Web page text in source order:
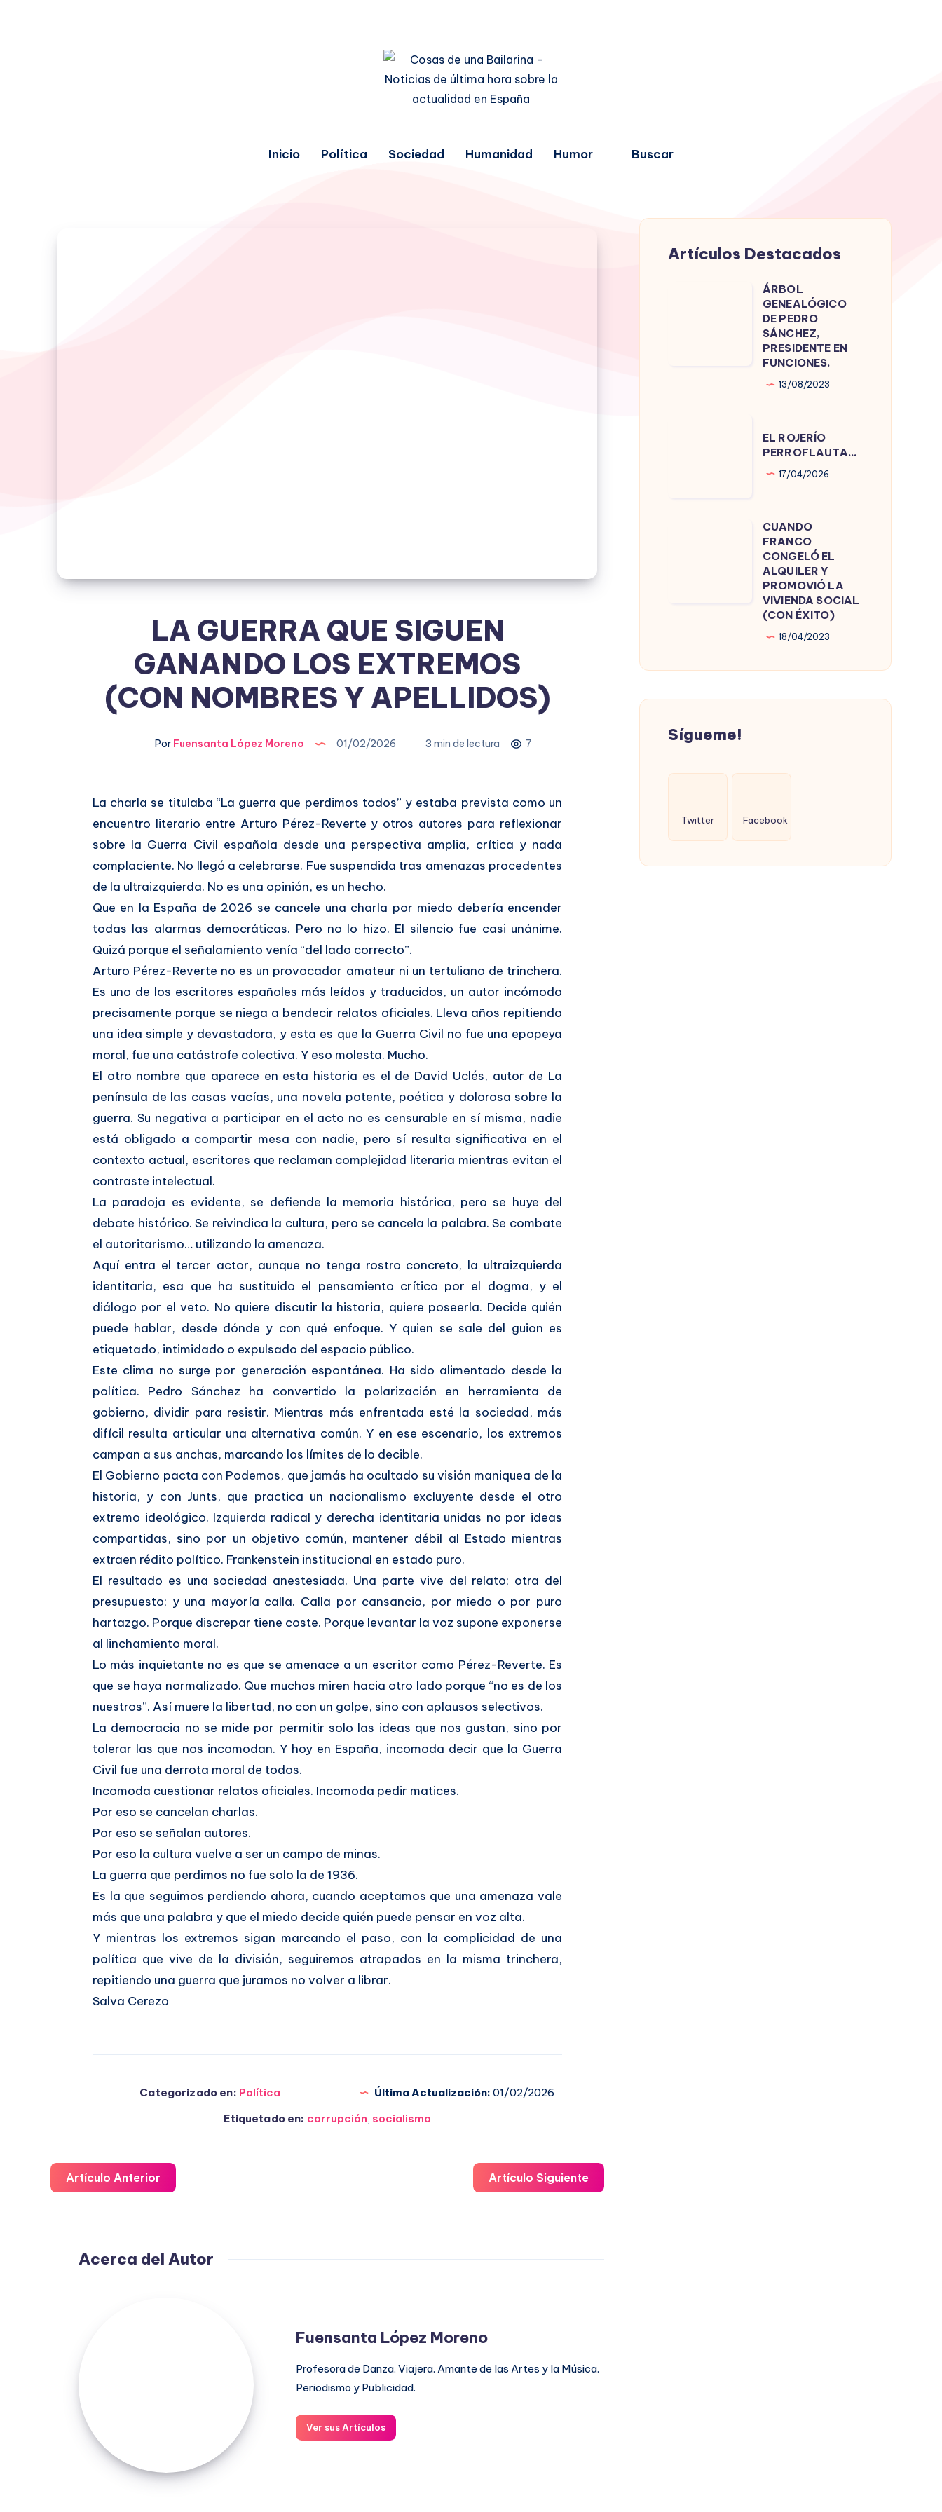
Inicio Política Sociedad Humanidad Humor Buscar
LA GUERRA QUE SIGUEN
GANANDO LOS EXTREMOS
(CON NOMBRES Y APELLIDOS)
PorFuensanta López Moreno 01/02/2026 3 min de lectura 7
Compartir
Facebook
Compartir
Twitter
La charla se titulaba “La guerra que perdimos todos” y estaba prevista como un
encuentro literario entre Arturo Pérez-Reverte y otros autores para reflexionar
sobre la Guerra Civil española desde una perspectiva amplia, crítica y nada
complaciente. No llegó a celebrarse. Fue suspendida tras amenazas procedentes
de la ultraizquierda. No es una opinión, es un hecho.
Que en la España de 2026 se cancele una charla por miedo debería encender
todas las alarmas democráticas. Pero no lo hizo. El silencio fue casi unánime.
Quizá porque el señalamiento venía “del lado correcto”.
Arturo Pérez-Reverte no es un provocador amateur ni un tertuliano de trinchera.
Es uno de los escritores españoles más leídos y traducidos, un autor incómodo
precisamente porque se niega a bendecir relatos oficiales. Lleva años repitiendo
una idea simple y devastadora, y esta es que la Guerra Civil no fue una epopeya
moral, fue una catástrofe colectiva. Y eso molesta. Mucho.
El otro nombre que aparece en esta historia es el de David Uclés, autor de La
península de las casas vacías, una novela potente, poética y dolorosa sobre la
guerra. Su negativa a participar en el acto no es censurable en sí misma, nadie
está obligado a compartir mesa con nadie, pero sí resulta significativa en el
contexto actual, escritores que reclaman complejidad literaria mientras evitan el
contraste intelectual.
La paradoja es evidente, se defiende la memoria histórica, pero se huye del
debate histórico. Se reivindica la cultura, pero se cancela la palabra. Se combate
el autoritarismo… utilizando la amenaza.
Aquí entra el tercer actor, aunque no tenga rostro concreto, la ultraizquierda
identitaria, esa que ha sustituido el pensamiento crítico por el dogma, y el
diálogo por el veto. No quiere discutir la historia, quiere poseerla. Decide quién
puede hablar, desde dónde y con qué enfoque. Y quien se sale del guion es
etiquetado, intimidado o expulsado del espacio público.
Este clima no surge por generación espontánea. Ha sido alimentado desde la
política. Pedro Sánchez ha convertido la polarización en herramienta de
gobierno, dividir para resistir. Mientras más enfrentada esté la sociedad, más
difícil resulta articular una alternativa común. Y en ese escenario, los extremos
campan a sus anchas, marcando los límites de lo decible.
El Gobierno pacta con Podemos, que jamás ha ocultado su visión maniquea de la
historia, y con Junts, que practica un nacionalismo excluyente desde el otro
extremo ideológico. Izquierda radical y derecha identitaria unidas no por ideas
compartidas, sino por un objetivo común, mantener débil al Estado mientras
extraen rédito político. Frankenstein institucional en estado puro.
El resultado es una sociedad anestesiada. Una parte vive del relato; otra del
presupuesto; y una mayoría calla. Calla por cansancio, por miedo o por puro
hartazgo. Porque discrepar tiene coste. Porque levantar la voz supone exponerse
al linchamiento moral.
Lo más inquietante no es que se amenace a un escritor como Pérez-Reverte. Es
que se haya normalizado. Que muchos miren hacia otro lado porque “no es de los
nuestros”. Así muere la libertad, no con un golpe, sino con aplausos selectivos.
La democracia no se mide por permitir solo las ideas que nos gustan, sino por
tolerar las que nos incomodan. Y hoy en España, incomoda decir que la Guerra
Civil fue una derrota moral de todos.
Incomoda cuestionar relatos oficiales. Incomoda pedir matices.
Por eso se cancelan charlas.
Por eso se señalan autores.
Por eso la cultura vuelve a ser un campo de minas.
La guerra que perdimos no fue solo la de 1936.
Es la que seguimos perdiendo ahora, cuando aceptamos que una amenaza vale
más que una palabra y que el miedo decide quién puede pensar en voz alta.
Y mientras los extremos sigan marcando el paso, con la complicidad de una
política que vive de la división, seguiremos atrapados en la misma trinchera,
repitiendo una guerra que juramos no volver a librar.
Salva Cerezo
Categorizado en: Política Última Actualización: 01/02/2026
Etiquetado en: corrupción, socialismo
Artículo Anterior Artículo Siguiente
Acerca del Autor
Fuensanta López Moreno
Profesora de Danza. Viajera. Amante de las Artes y la Música.
Periodismo y Publicidad.
Ver sus Artículos
Artículos Destacados
ÁRBOL
GENEALÓGICO
DE PEDRO
SÁNCHEZ,
PRESIDENTE EN
FUNCIONES.
13/08/2023
EL ROJERÍO
PERROFLAUTA…
17/04/2026
(CON
ÉXITO)
CUANDO
FRANCO
CONGELÓ EL
ALQUILER Y
PROMOVIÓ LA
VIVIENDA SOCIAL
(CON ÉXITO)
18/04/2023
Sígueme!
Twitter Facebook